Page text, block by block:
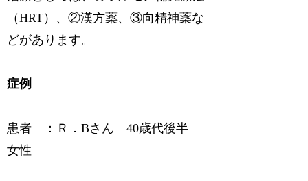
（HRT）、②漢方薬、③向精神薬な
どがあります。
症例
患者 ：Ｒ．Bさん 40歳代後半
女性